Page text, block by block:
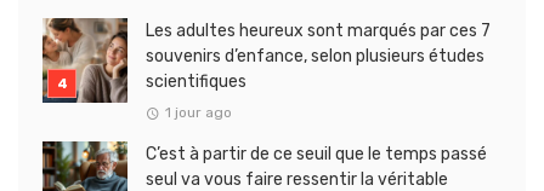
Les adultes heureux sont marqués par ces 7
souvenirs d’enfance, selon plusieurs études
scientifiques
1 jour ago
C’est à partir de ce seuil que le temps passé
seul va vous faire ressentir la véritable